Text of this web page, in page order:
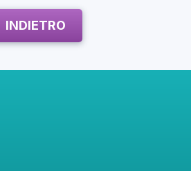
INDIETRO